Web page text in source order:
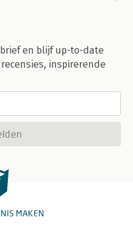
en blijf up-to-date
inspirerende
MAKEN